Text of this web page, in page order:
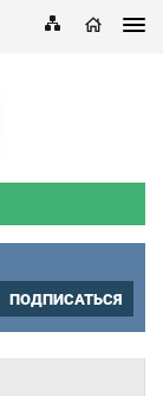
ПОДПИСАТЬСЯ